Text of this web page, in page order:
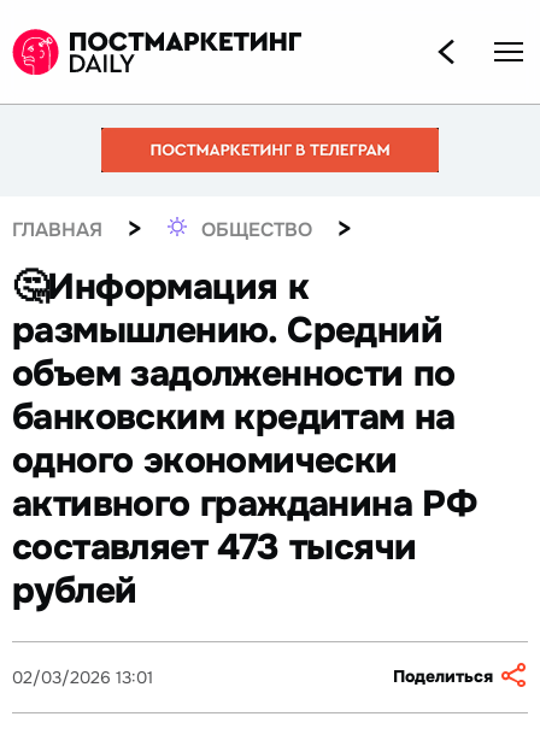
ГЛАВНАЯ > ОБЩЕСТВО >
🤔Информация к
размышлению. Средний
объем задолженности по
банковским кредитам на
одного экономически
активного гражданина РФ
составляет 473 тысячи
рублей
02/03/2026 13:01 Поделиться